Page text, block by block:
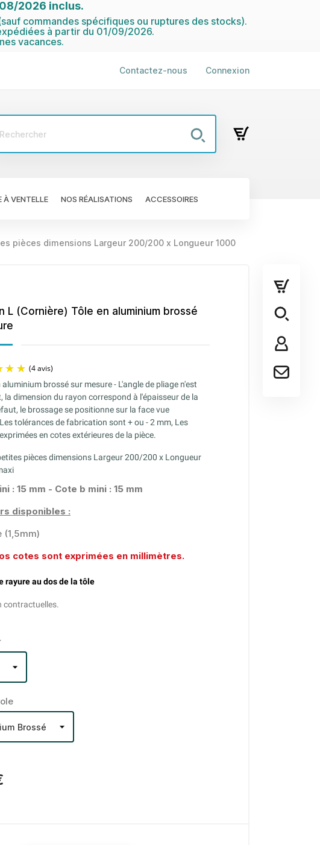
2026 inclus.
commandes spécifiques ou ruptures des stocks).
à partir du 01/09/2026.
vacances.
Contactez-nous Connexion
À VENTELLE NOS RÉALISATIONS ACCESSOIRES
pièces dimensions Largeur 200/200 x Longueur 1000
L (Cornière) Tôle en aluminium brossé
(4 avis)
aluminium brossé sur mesure - L'angle de pliage n'est
la dimension du rayon correspond à l'épaisseur de la
le brossage se positionne sur la face vue
tolérances de fabrication sont + ou - 2 mm, Les
en cotes extérieures de la pièce.
pièces dimensions Largeur 200/200 x Longueur
: 15 mm - Cote b mini : 15 mm
disponibles :
(1,5mm)
cotes sont exprimées en millimètres.
rayure au dos de la tôle
contractuelles.